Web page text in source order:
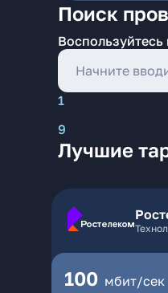
Поиск
1
9
Лучшие
100 мбит/сек